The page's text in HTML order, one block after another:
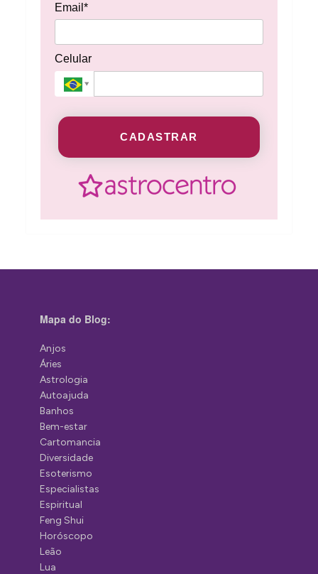
Email*
Celular
CADASTRAR
Mapa do Blog:
Anjos
Áries
Astrologia
Autoajuda
Banhos
Bem-estar
Cartomancia
Diversidade
Esoterismo
Especialistas
Espiritual
Feng Shui
Horóscopo
Leão
Lua